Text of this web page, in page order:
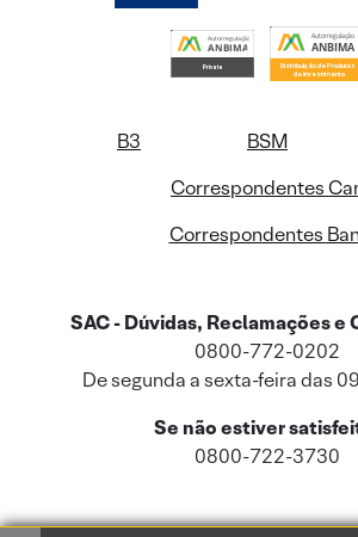
B3 BSM
Correspondentes
Correspondentes
SAC - Dúvidas, Reclamações e
0800-772-0202
De segunda a sexta-feira das
Se não estiver
0800-722-3730